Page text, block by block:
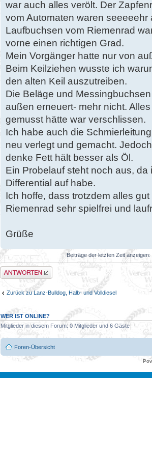
war auch alles verölt. Der
vom Automaten waren
Laufbuchsen vom Riemenrad
vorne einen richtigen Grad.
Mein Vorgänger hatte nur von
Beim Keilziehen wusste ich
den alten Keil auszutreiben.
Die Beläge und
außen erneuert- mehr nicht.
gemusst hätte war verschlissen.
Ich habe auch die
neu verlegt und gemacht.
denke Fett hält besser als Öl.
Ein Probelauf steht noch aus,
Differential auf habe.
Ich hoffe, dass trotzdem alles
Riemenrad sehr spielfrei und
Grüße
Beiträge der letzten Zeit anzeigen:
Antwort erstellen
Zurück zu Lanz-Bulldog, Halb- und Volldiesel
WER IST ONLINE?
Mitglieder in diesem Forum: 0 Mitglieder und 6 Gäste
Foren-Übersicht